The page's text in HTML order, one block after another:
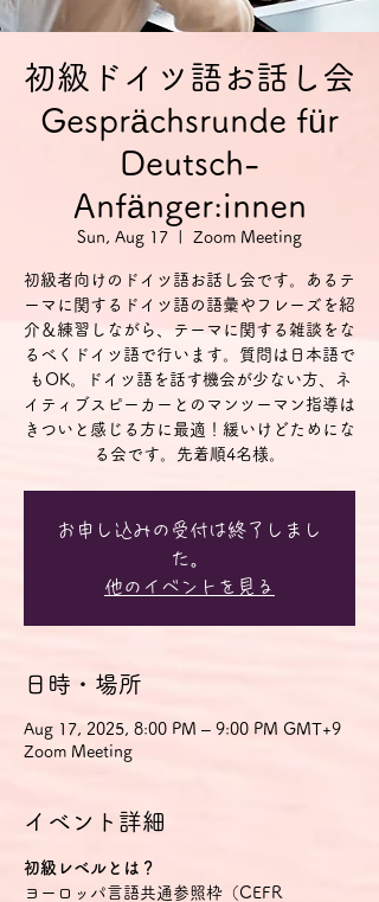
初級ドイツ語お話し会
Gesprächsrunde für
Deutsch-
Anfänger:innen
Sun, Aug 17 Zoom Meeting
初級者向けのドイツ語お話し会です。あるテ
ーマに関するドイツ語の語彙やフレーズを紹
介＆練習しながら、テーマに関する雑談をな
るべくドイツ語で行います。質問は日本語で
もOK。ドイツ語を話す機会が少ない方、ネ
イティブスピーカーとのマンツーマン指導は
きついと感じる方に最適！緩いけどためにな
る会です。先着順4名様。
お申し込みの受付は終了しまし
た。
他のイベントを見る
日時・場所
Aug 17, 2025, 8:00 PM – 9:00 PM GMT+9
Zoom Meeting
イベント詳細
初級レベルとは？
ヨーロッパ言語共通参照枠（CEFR